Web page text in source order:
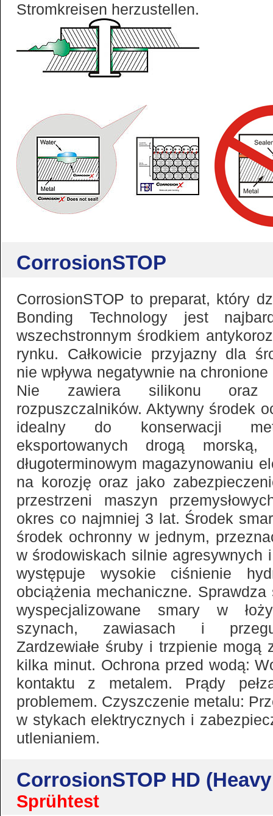
Stromkreisen herzustellen.
CorrosionSTOP
CorrosionSTOP to preparat, który
Bonding Technology jest
wszechstronnym środkiem
rynku. Całkowicie przyjazny dla
nie wpływa negatywnie na
Nie zawiera silikonu oraz
rozpuszczalników. Aktywny środek
idealny do konserwacji
eksportowanych drogą morską,
długoterminowym magazynowaniu
na korozję oraz jako
przestrzeni maszyn
okres co najmniej 3 lat. Środek
środek ochronny w jednym,
w środowiskach silnie agresywnych
występuje wysokie ciśnienie
obciążenia mechaniczne.
wyspecjalizowane smary w
szynach, zawiasach i
Zardzewiałe śruby i trzpienie mogą
kilka minut. Ochrona przed wodą:
kontaktu z metalem. Prądy
problemem. Czyszczenie metalu:
w stykach elektrycznych i
utlenianiem.
CorrosionSTOP HD
Sprühtest